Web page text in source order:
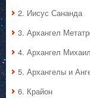
2. Иисус Сананда
3. Архангел
4. Архангел Михаил
5. Архангелы и
6. Крайон